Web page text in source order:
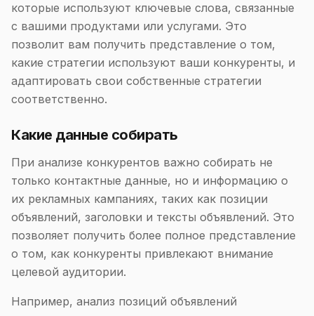
которые используют ключевые слова, связанные
с вашими продуктами или услугами. Это
позволит вам получить представление о том,
какие стратегии используют ваши конкуренты, и
адаптировать свои собственные стратегии
соответственно.
Какие данные собирать
При анализе конкурентов важно собирать не
только контактные данные, но и информацию о
их рекламных кампаниях, таких как позиции
объявлений, заголовки и тексты объявлений. Это
позволяет получить более полное представление
о том, как конкуренты привлекают внимание
целевой аудитории.
Например, анализ позиций объявлений